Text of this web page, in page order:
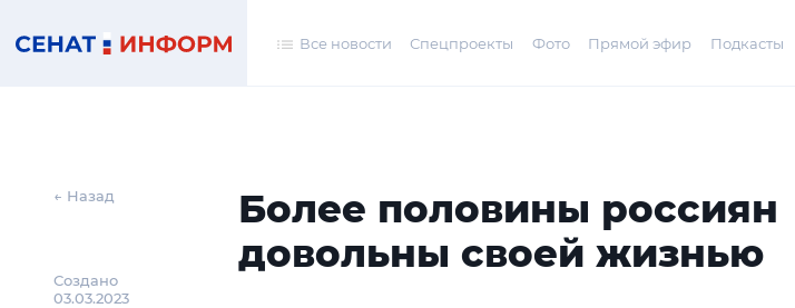
Все новости Спецпроекты Фото Прямой эфир Подкасты
← Назад
Создано
03.03.2023
Более половины россиян
довольны своей жизнью